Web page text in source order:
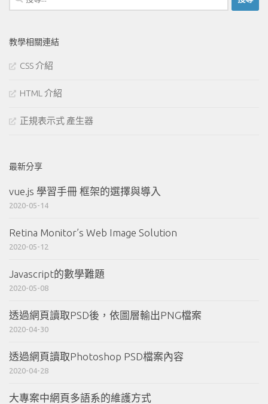
尋
鍵
教學相關連結
CSS 介紹
HTML 介紹
正規表示式 產生器
最新分享
vue.js 學習手冊 框架的選擇與導入
2020-05-14
Retina Monitor’s Web Image Solution
2020-05-12
Javascript的數學難題
2020-05-08
透過網頁讀取PSD後，依圖層輸出PNG檔案
2020-04-30
透過網頁讀取Photoshop PSD檔案內容
2020-04-28
大專案中網頁多語系的維護方式